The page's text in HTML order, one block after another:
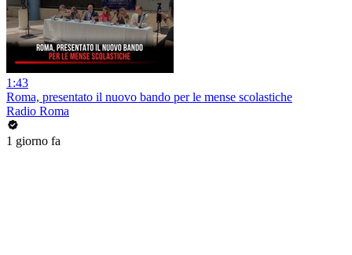
1:43
Roma, presentato il nuovo bando per le mense scolastiche
Radio Roma
1 giorno fa